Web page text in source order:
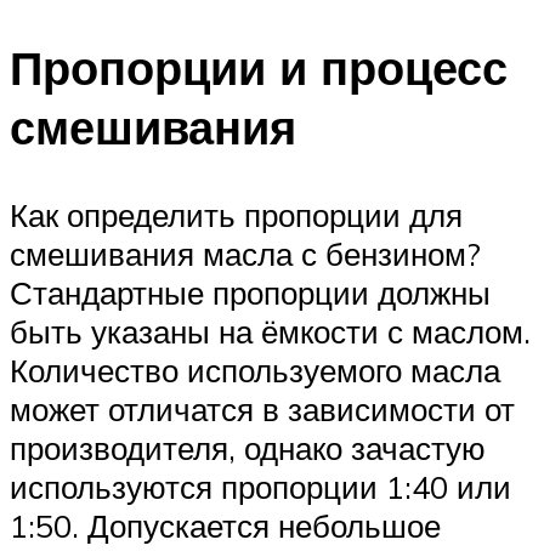
Пропорции и процесс
смешивания
Как определить пропорции для
смешивания масла с бензином?
Стандартные пропорции должны
быть указаны на ёмкости с маслом.
Количество используемого масла
может отличатся в зависимости от
производителя, однако зачастую
используются пропорции 1:40 или
1:50. Допускается небольшое